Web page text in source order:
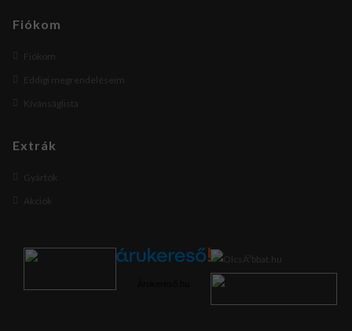
Fiókom
Fiókom
Eddigi megrendeléseim
Kívánságlista
Extrák
Gyártók
Akciók